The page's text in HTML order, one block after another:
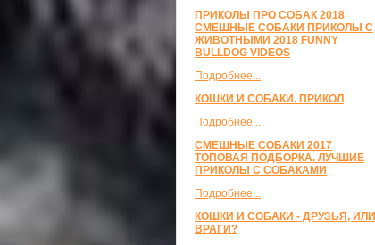
ПРИКОЛЫ ПРО СОБАК 2018
СМЕШНЫЕ СОБАКИ ПРИКОЛЫ С
ЖИВОТНЫМИ 2018 FUNNY
BULLDOG VIDEOS
Подробнее...
КОШКИ И СОБАКИ. ПРИКОЛ
Подробнее...
СМЕШНЫЕ СОБАКИ 2017
ТОПОВАЯ ПОДБОРКА. ЛУЧШИЕ
ПРИКОЛЫ С СОБАКАМИ
Подробнее...
КОШКИ И СОБАКИ - ДРУЗЬЯ, ИЛИ
ВРАГИ?